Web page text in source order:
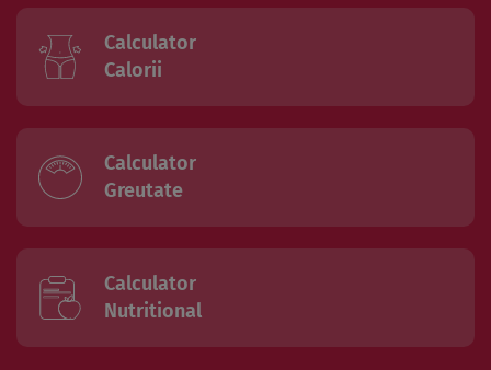
Calculator
Calorii
Calculator
Greutate
Calculator
Nutritional